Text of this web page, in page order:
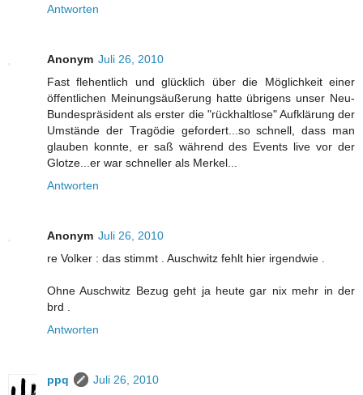
Antworten
Anonym Juli 26, 2010
Fast flehentlich und glücklich über die Möglichkeit einer
öffentlichen Meinungsäußerung hatte übrigens unser Neu-
Bundespräsident als erster die "rückhaltlose" Aufklärung der
Umstände der Tragödie gefordert...so schnell, dass man
glauben konnte, er saß während des Events live vor der
Glotze...er war schneller als Merkel...
Antworten
Anonym Juli 26, 2010
re Volker : das stimmt . Auschwitz fehlt hier irgendwie .
Ohne Auschwitz Bezug geht ja heute gar nix mehr in der
brd .
Antworten
ppq
Juli 26, 2010